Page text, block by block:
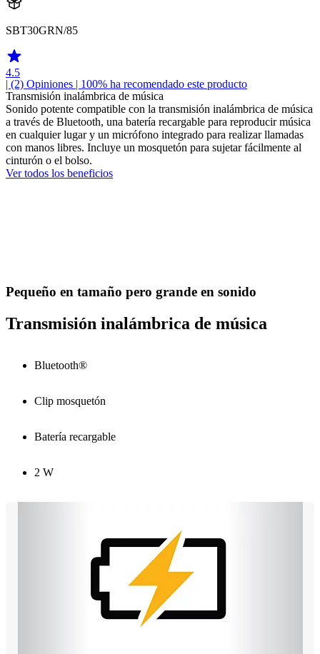
SBT30GRN/85
4.5
| (2) Opiniones | 100% ha recomendado este producto
Transmisión inalámbrica de música
Sonido potente compatible con la transmisión inalámbrica de música
a través de Bluetooth, una batería recargable para reproducir música
en cualquier lugar y un micrófono integrado para realizar llamadas
con manos libres. Incluye un mosquetón para sujetar fácilmente al
cinturón o el bolso.
Ver todos los beneficios
Pequeño en tamaño pero grande en sonido
Transmisión inalámbrica de música
Bluetooth®
Clip mosquetón
Batería recargable
2 W